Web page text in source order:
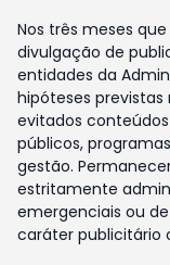
Nos três meses
divulgação de
entidades da
hipóteses
evitados
públicos,
gestão.
estritamente
emergenciais ou
caráter publicitário